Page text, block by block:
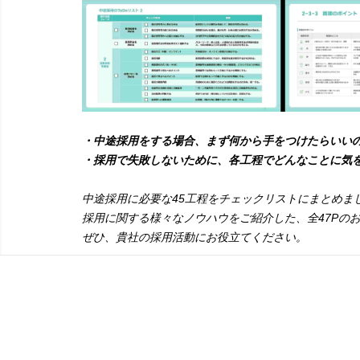
・中途採用をする場合、まず何から手をつけたらいい
・採用で失敗しないために、各工程でどんなことに気
中途採用に必要な45工程をチェックリストにまとめま
採用に関する様々なノウハウをご紹介した、全47Pの
ぜひ、貴社の採用活動にお役立てください。